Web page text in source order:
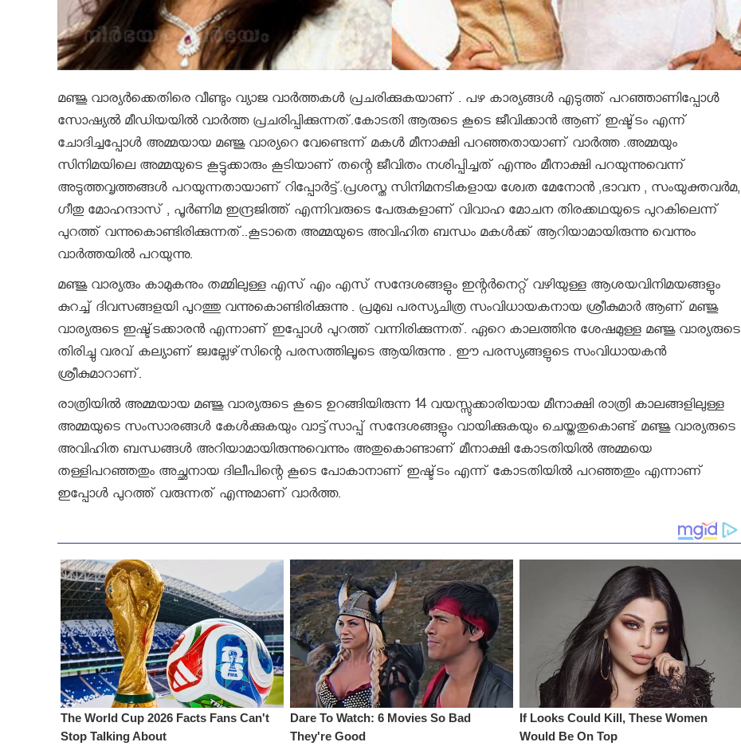
മഞ്ജു വാര്യർക്കെതിരെ വീണ്ടും വ്യാജ വാർത്തകൾ പ്രചരിക്കുകയാണ് . പഴ കാര്യങ്ങള്‍ എടുത്ത് പറഞ്ഞാണിപ്പോൾ
സോഷ്യല്‍ മീഡിയയില്‍ വാര്‍ത്ത പ്രചരിപ്പിക്കുന്നത്.കോടതി ആരുടെ കൂടെ ജീവിക്കാന്‍ ആണ് ഇഷ്ട്ടം എന്ന്
ചോദിച്ചപ്പോള്‍ അമ്മയായ മഞ്ജു വാര്യറെ വേണ്ടെന്ന് മകൾ മീനാക്ഷി പറഞ്ഞതായാണ് വാർത്ത .അമ്മയും
സിനിമയിലെ അമ്മയുടെ കൂട്ടുക്കാരും കൂടിയാണ് തന്റെ ജീവിതം നശിപ്പിച്ചത് എന്നും മീനാക്ഷി പറയുന്നുവെന്ന്
അടുത്തവൃത്തങ്ങള്‍ പറയുന്നതായാണ് റിപ്പോര്‍ട്ട്.പ്രശസ്ത സിനിമനടികളായ ശ്വേത മേനോന്‍ ,ഭാവന , സംയുക്തവര്‍മ,
ഗീതു മോഹന്ദാസ് , പൂര്‍ണിമ ഇന്ദ്രജിത്ത് എന്നിവരുടെ പേരുകളാണ് വിവാഹ മോചന തിരക്കഥയുടെ പുറകിലെന്ന്
പുറത്ത് വന്നുകൊണ്ടിരിക്കുന്നത്..കൂടാതെ അമ്മയുടെ അവിഹിത ബന്ധം മകള്‍ക്ക് ആറിയാമായിരുന്നു വെന്നും
വാര്‍ത്തയില്‍ പറയുന്നു.
മഞ്ജു വാര്യരും കാമുകനും തമ്മിലുള്ള എസ് എം എസ് സന്ദേശങ്ങളും ഇന്റര്‍നെറ്റ് വഴിയുള്ള ആശയവിനിമയങ്ങളും
കുറച്ച് ദിവസങ്ങളയി പുറത്തു വന്നുകൊണ്ടിരിക്കുന്നു . പ്രമുഖ പരസ്യചിത്ര സംവിധായകനായ ശ്രീകുമാര്‍ ആണ് മഞ്ജു
വാര്യരുടെ ഇഷ്ട്ടക്കാരന്‍ എന്നാണ് ഇപ്പോള്‍ പുറത്ത് വന്നിരിക്കുന്നത്. ഏറെ കാലത്തിനു ശേഷമുള്ള മഞ്ജു വാര്യരുടെ
തിരിച്ചു വരവ് കല്യാണ് ജ്വല്ലേഴ്‌സിന്റെ പരസത്തിലൂടെ ആയിരുന്നു . ഈ പരസ്യങ്ങളുടെ സംവിധായകന്‍
ശ്രീകുമാറാണ്.
രാത്രിയില്‍ അമ്മയായ മഞ്ജു വാര്യരുടെ കൂടെ ഉറങ്ങിയിരുന്ന 14 വയസ്സുക്കാരിയായ മീനാക്ഷി രാത്രി കാലങ്ങളിലുള്ള
അമ്മയുടെ സംസാരങ്ങള്‍ കേള്‍ക്കുകയും വാട്ട്‌സാപ്പ് സന്ദേശങ്ങളും വായിക്കുകയും ചെയ്തതുകൊണ്ട് മഞ്ജു വാര്യരുടെ
അവിഹിത ബന്ധങ്ങള്‍ അറിയാമായിരുന്നുവെന്നും അതുകൊണ്ടാണ് മീനാക്ഷി കോടതിയില്‍ അമ്മയെ
തള്ളിപറഞ്ഞതും അച്ഛനായ ദിലീപിന്റെ കൂടെ പോകാനാണ് ഇഷ്ട്ടം എന്ന് കോടതിയില്‍ പറഞ്ഞതും എന്നാണ്
ഇപ്പോള്‍ പുറത്ത് വരുന്നത് എന്നുമാണ് വാര്‍ത്ത.